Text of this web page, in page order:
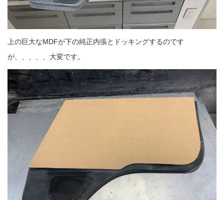
上の巨大なMDFが下の純正内張とドッキングするのです
が、、、、、大変です。